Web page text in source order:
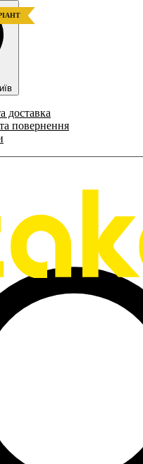
доставка
повернення